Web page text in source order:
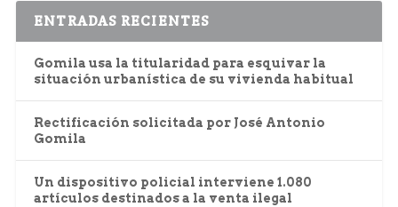
ENTRADAS RECIENTES
Gomila usa la titularidad para esquivar la
situación urbanística de su vivienda habitual
Rectificación solicitada por José Antonio
Gomila
Un dispositivo policial interviene 1.080
artículos destinados a la venta ilegal